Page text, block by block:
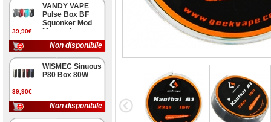
39,90€
VANDY VAPE
Pulse Box BF
Squonker Mod
Meccanica
Non disponibile
39,90€
WISMEC Sinuous
P80 Box 80W
Non disponibile